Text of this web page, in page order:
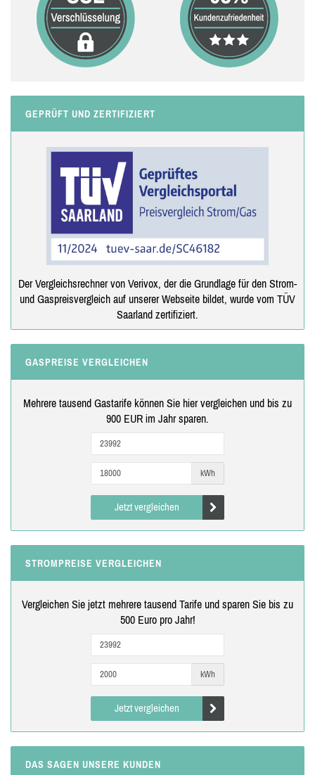
GEPRÜFT UND ZERTIFIZIERT
Der Vergleichsrechner von Verivox, der die Grundlage für den Strom-
und Gaspreisvergleich auf unserer Webseite bildet, wurde vom TÜV
Saarland zertifiziert.
GASPREISE VERGLEICHEN
Mehrere tausend Gastarife können Sie hier vergleichen und bis zu
900 EUR im Jahr sparen.
kWh
Jetzt vergleichen
STROMPREISE VERGLEICHEN
Vergleichen Sie jetzt mehrere tausend Tarife und sparen Sie bis zu
500 Euro pro Jahr!
kWh
Jetzt vergleichen
DAS SAGEN UNSERE KUNDEN